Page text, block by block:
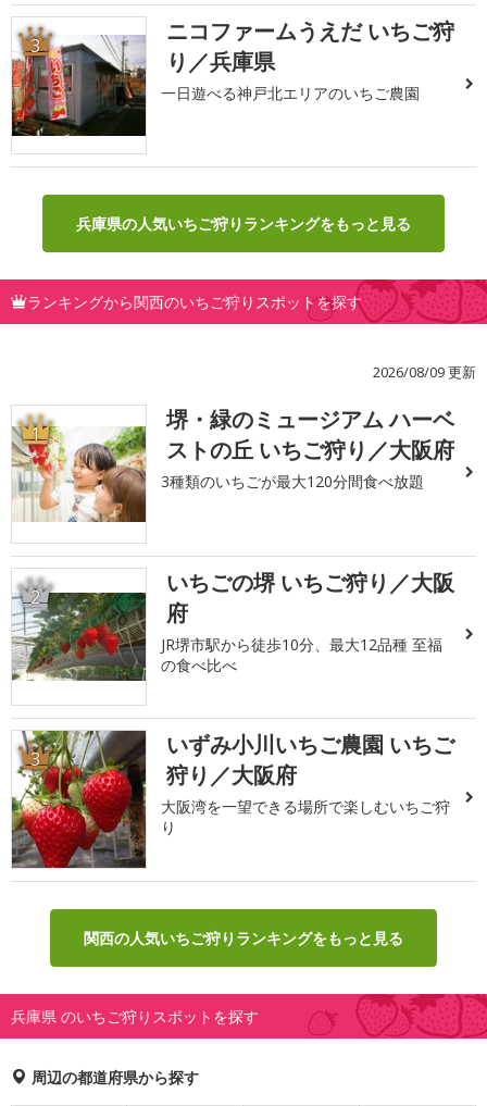
3
ニコファームうえだ いちご狩
り／兵庫県
一日遊べる神戸北エリアのいちご農園
兵庫県の人気いちご狩りランキングをもっと見る
ランキングから関西のいちご狩りスポットを探す
2026/08/09 更新
1
堺・緑のミュージアム ハーベ
ストの丘 いちご狩り／大阪府
3種類のいちごが最大120分間食べ放題
2
いちごの堺 いちご狩り／大阪
府
JR堺市駅から徒歩10分、最大12品種 至福
の食べ比べ
3
いずみ小川いちご農園 いちご
狩り／大阪府
大阪湾を一望できる場所で楽しむいちご狩
り
関西の人気いちご狩りランキングをもっと見る
兵庫県 のいちご狩りスポットを探す
周辺の都道府県から探す